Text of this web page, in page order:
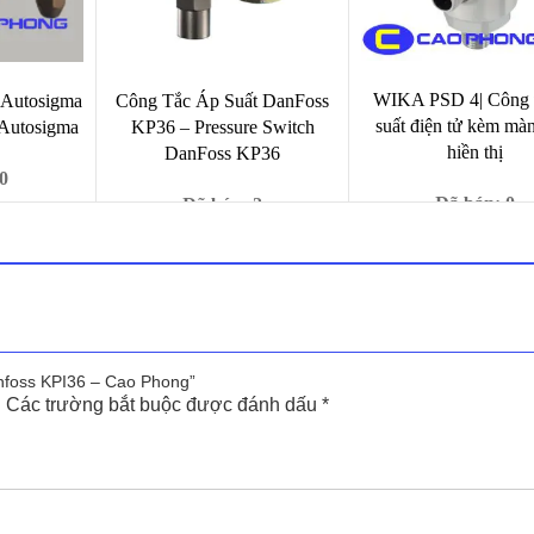
tại
Công Tắc Áp Suất DanFoss
KP36 – Pressure Switch
DanFoss KP36
Đã bán: 2
gốc
hiện
WIKA PSD 4| Công
suất điện tử kèm
hiền thị
Đã bán: 0
gốc
KPI36 – Cao Phong”
Các trường bắt buộc được đánh dấu *